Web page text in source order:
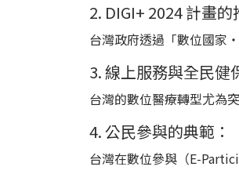
2. DIGI+ 2024 計畫的
台灣政府透過「數位國家
3. 線上服務與全民健
台灣的數位醫療轉型尤為
4. 公民參與的典範：
台灣在數位參與（E-